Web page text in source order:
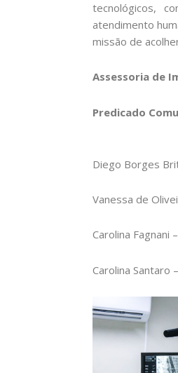
tecnológicos,
atendimento
missão de
Assessoria de
Predicado
Diego Borges
Vanessa de
Carolina Fagnani –
Carolina Santaro –